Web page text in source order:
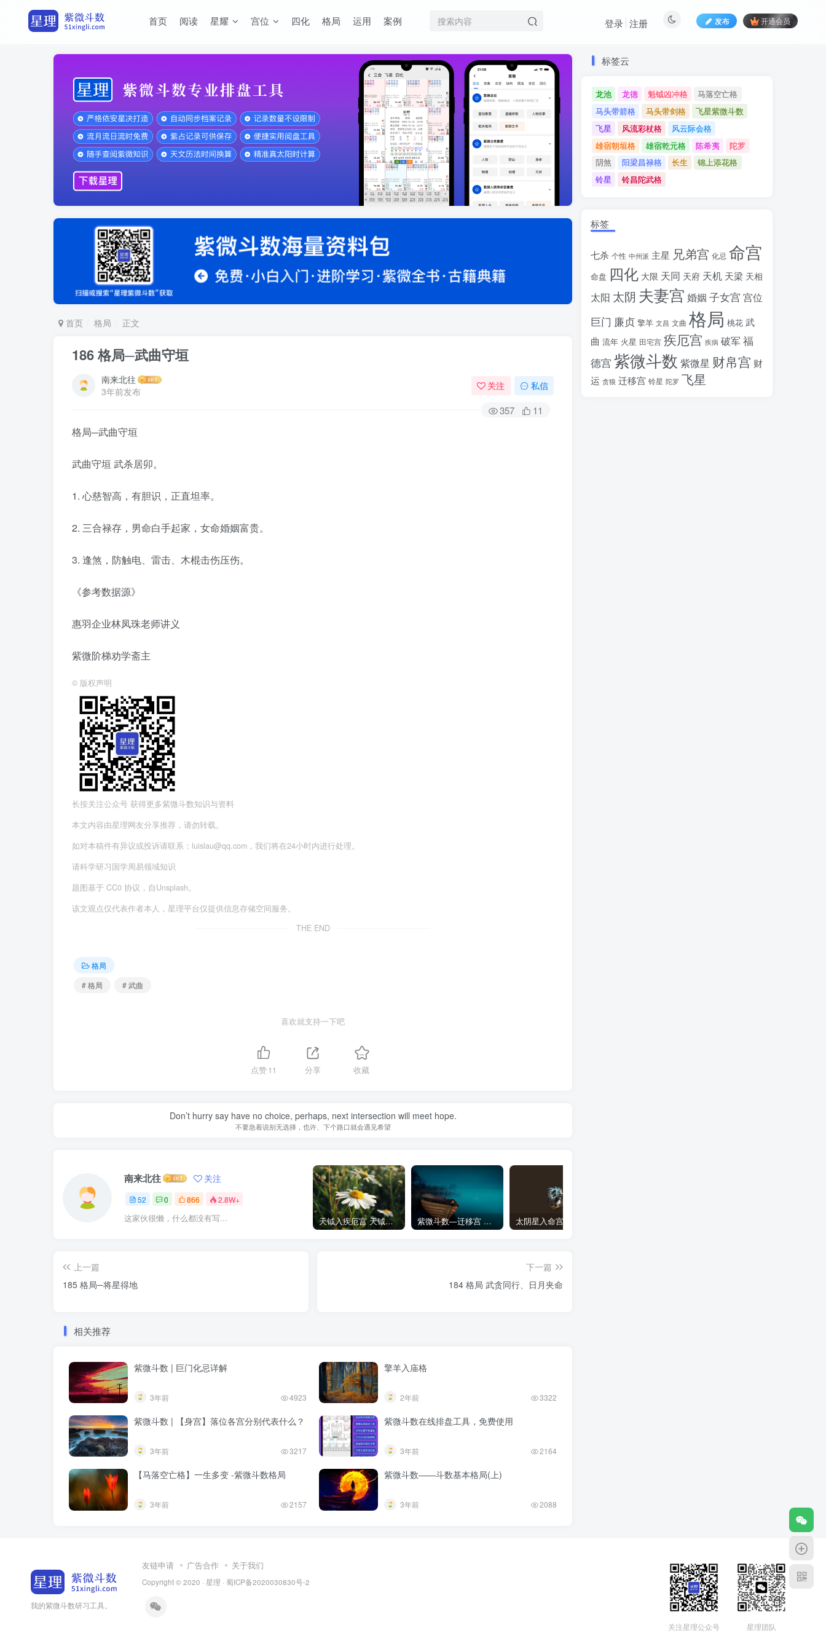
首页 阅读 星耀 宫位 四化 格局 运用 案例 发布 开通会员
登录 注册
首页 格局 正文
186 格局─武曲守垣
南来北往
3年前发布
关注 私信
357 11
格局─武曲守垣
武曲守垣 武杀居卯。
1. 心慈智高，有胆识，正直坦率。
2. 三合禄存，男命白手起家，女命婚姻富贵。
3. 逢煞，防触电、雷击、木棍击伤压伤。
《参考数据源》
惠羽企业林凤珠老师讲义
紫微阶梯劝学斋主
© 版权声明
长按关注公众号 获得更多紫微斗数知识与资料
本文内容由星理网友分享推荐，请勿转载。
如对本稿件有异议或投诉请联系：luislau@qq.com，我们将在24小时内进行处理。
请科学研习国学周易领域知识
题图基于 CC0 协议，自Unsplash。
该文观点仅代表作者本人，星理平台仅提供信息存储空间服务。
THE END
格局
# 格局
# 武曲
喜欢就支持一下吧
点赞11 分享 收藏
Don’t hurry say have no choice, perhaps, next intersection will meet hope.
不要急着说别无选择，也许、下个路口就会遇见希望
南来北往 关注
52 0 866 2.8W+
这家伙很懒，什么都没有写... 天钺入疾厄宫 天钺在疾厄宫 紫微斗数—迁移宫 四化飞星
上一篇
185 格局─将星得地
下一篇
184 格局 武贪同行、日月夹命
相关推荐
紫微斗数 | 巨门化忌详解
3年前 4923
擎羊入庙格
2年前 3322
紫微斗数 | 【身宫】落位各宫分别代表什么？
3年前 3217
紫微斗数在线排盘工具，免费使用
3年前 2164
【马落空亡格】一生多变 -紫微斗数格局
3年前 2157
紫微斗数——斗数基本格局(上)
3年前 2088
标签云
龙池 龙德 魁钺凶冲格
马落空亡格
马头带箭格
马头带剑格
飞星紫微斗数
飞星
风流彩杖格
风云际会格
雄宿朝垣格
雄宿乾元格 陈希夷
陀罗
阴煞
阳梁昌禄格 长生
锦上添花格
铃星
铃昌陀武格
标签云
龙池 龙德 魁钺凶冲格
马落空亡格
马头带箭格
马头带剑格
飞星紫微斗数
飞星
风流彩杖格
风云际会格
雄宿朝垣格
雄宿乾元格 陈希夷
陀罗
阴煞
阳梁昌禄格 长生
锦上添花格
铃星
铃昌陀武格
标签
七杀 个性 中州派 主星 兄弟宫 化忌 命宫
命盘 四化 大限 天同 天府 天机 天梁 天相
太阳 太阴 夫妻宫 婚姻 子女宫 宫位
巨门 廉贞 擎羊 文昌 文曲 格局 桃花 武
曲 流年 火星 田宅宫 疾厄宫 疾病 破军福
德宫 紫微斗数 紫微星 财帛宫 财
运 贪狼 迁移宫 铃星 陀罗 飞星
我的紫微斗数研习工具。
友链申请 广告合作 关于我们
Copyright © 2020 · 星理 · 蜀ICP备2020030830号-2
关注星理公众号 星理团队